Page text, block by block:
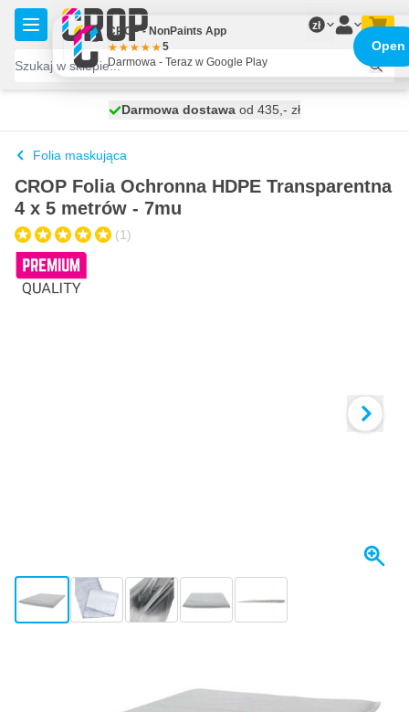
Przejdź do treści
zł
wysyłka dzisiaj
Darmowa dostawa od 435,- zł
100 dni
Folia maskująca
CROP Folia Ochronna HDPE Transparentna
4 x 5 metrów - 7mu
(1)
View larger imageView larger imageView larger image
CROP - NonPaints App
5
Darmowa - Teraz w Google Play
Open